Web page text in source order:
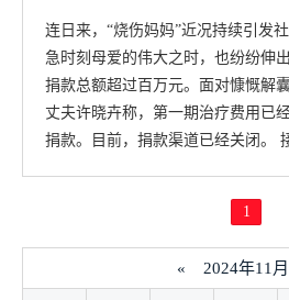
连日来，“烧伤妈妈”近况持续引发
急时刻母爱的伟大之时，也纷纷伸
捐款总额超过百万元。面对慷慨解
丈夫许晓卉称，第一期治疗费用已
捐款。目前，捐款渠道已经关闭。
1
« 2024年11月